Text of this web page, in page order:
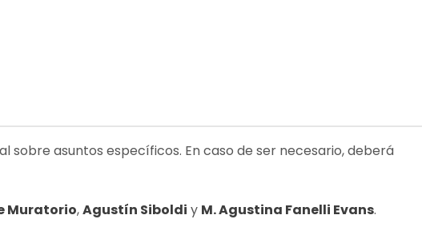
sobre asuntos específicos. En caso de ser necesario, deberá
Muratorio,Agustín Siboldi y M. Agustina Fanelli Evans.